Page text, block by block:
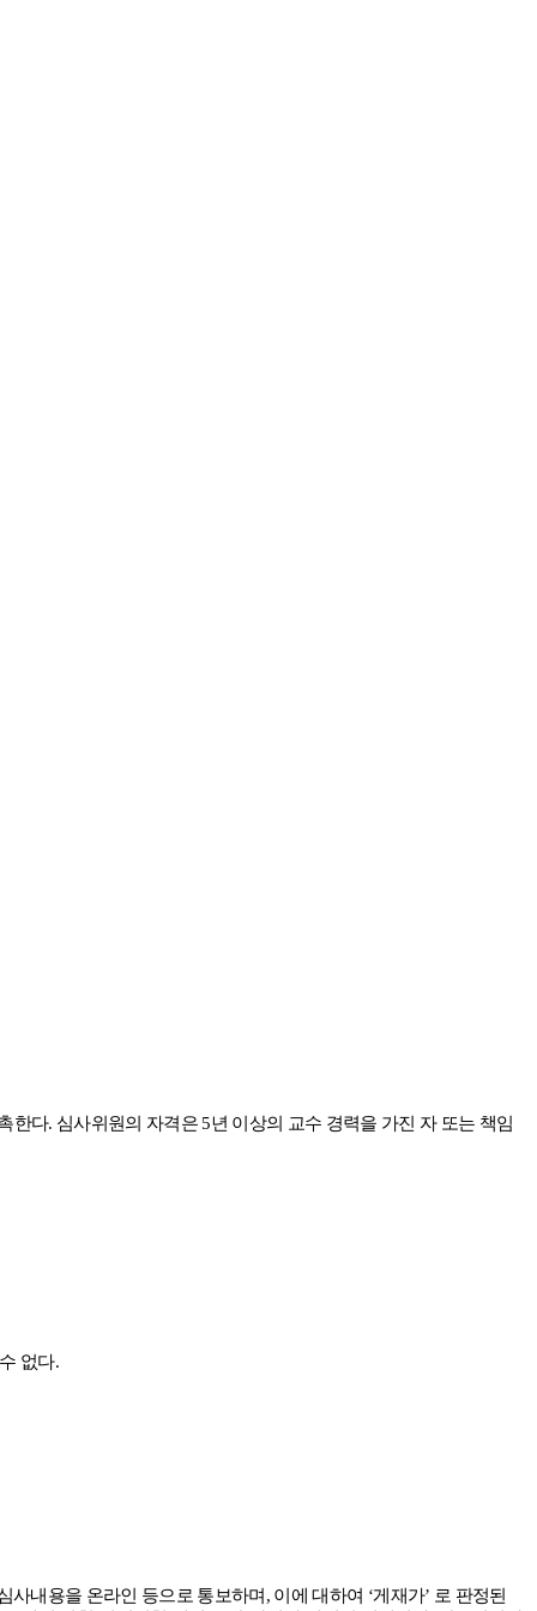
한다. 심사위원의 자격은5년 이상의 교수 경력을 가진 자 또는 책임
없다.
사내용을 온라인 등으로 통보하며 , 이에 대하여 ‘게재가’ 로 판정된